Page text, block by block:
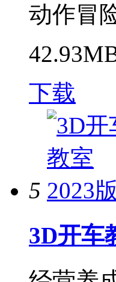
动作冒
下载
5
3D开车